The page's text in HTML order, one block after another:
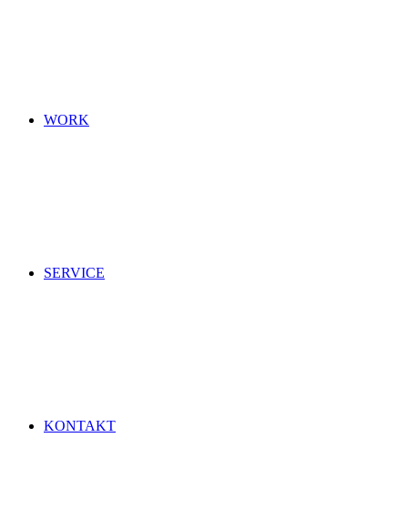
WORK
SERVICE
KONTAKT